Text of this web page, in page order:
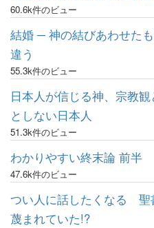
60.6k件のビュー
結婚 ─ 神の結びあわせた
違う
55.3k件のビュー
日本人が信じる神、宗教
としない日本人
51.3k件のビュー
わかりやすい終末論 前半
47.6k件のビュー
つい人に話したくなる 聖
蔑まれていた!?